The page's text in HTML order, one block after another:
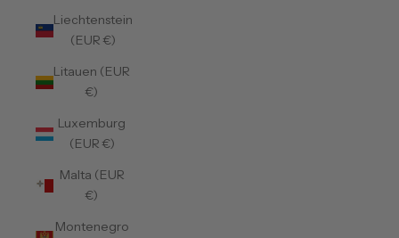
Liechtenstein
(EUR €)
Litauen (EUR
€)
Luxemburg
(EUR €)
Malta (EUR
€)
Montenegro